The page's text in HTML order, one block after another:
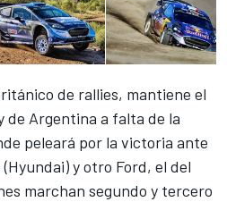
de rallies, mantiene el
de Argentina a falta de la
peleará por la victoria ante
y otro Ford, el del
marchan segundo y tercero